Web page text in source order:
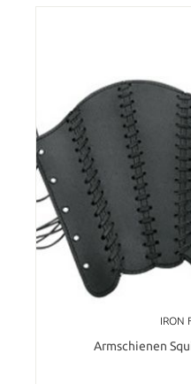
IRON
Armschienen